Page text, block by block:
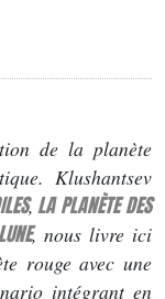
de la planète
Klushantsev
,LA PLANÈTE DES
, nous livre ici
rouge avec une
intégrant en